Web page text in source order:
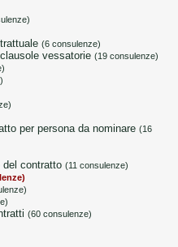
(6 consulenze)
vessatorie (19 consulenze)
per persona da nominare (16
del contratto (11 consulenze)
(60 consulenze)